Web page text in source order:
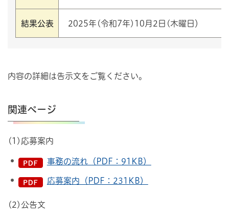
結果公表 2025年(令和7年)10月2日(木曜日）
内容の詳細は告示文をご覧ください。
関連ページ
(1)応募案内
事務の流れ（PDF：91KB）
応募案内（PDF：231KB）
(2)公告文